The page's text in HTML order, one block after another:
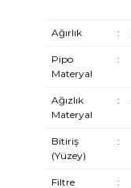
Ağırlık :
Pipo
Materyal
:
Ağızlık
Materyal
:
Bitiriş
(Yüzey)
:
Filtre :